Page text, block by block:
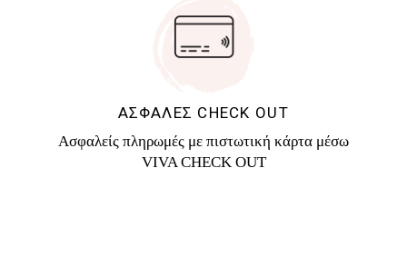
ΑΣΦΑΛΕΣ CHECK OUT
Ασφαλείς πληρωμές με πιστωτική κάρτα μέσω
VIVA CHECK OUT